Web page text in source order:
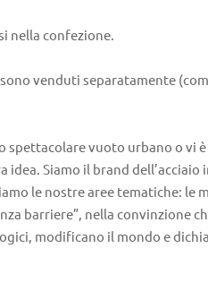
nella confezione.
venduti separatamente
spettacolare vuoto urbano o
Siamo il brand dell’acciaio
le nostre aree tematiche:
barriere”, nella
modificano il mondo e